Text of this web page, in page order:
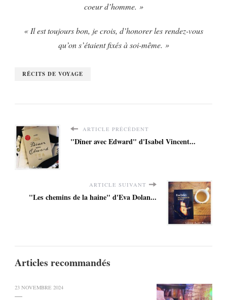
coeur d’homme. »
« Il est toujours bon, je crois, d’honorer les rendez-vous
qu’on s’étaient fixés à soi-même. »
RÉCITS DE VOYAGE
ARTICLE PRÉCÉDENT
"Dîner avec Edward" d'Isabel Vincent...
ARTICLE SUIVANT
"Les chemins de la haine" d'Eva Dolan...
Articles recommandés
23 NOVEMBRE 2024